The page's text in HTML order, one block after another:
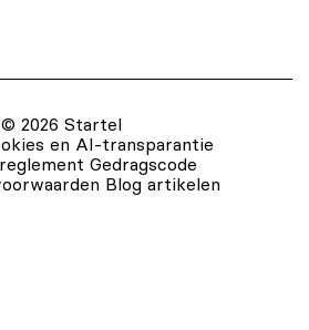
© 2026 Startel
en AI-transparantie
Gedragscode
Blog artikelen